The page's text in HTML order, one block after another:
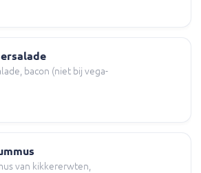
bacon (niet bij vega-
van kikkererwten,